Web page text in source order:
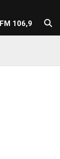
106,9